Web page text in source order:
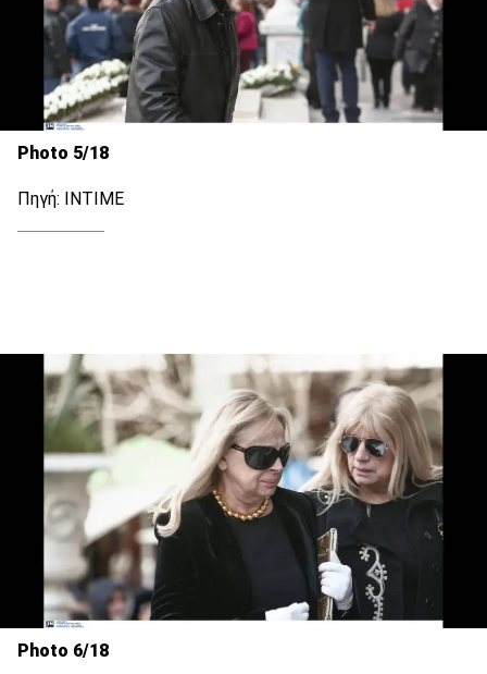
Photo 5/18
Πηγή: INTIME
Photo 6/18